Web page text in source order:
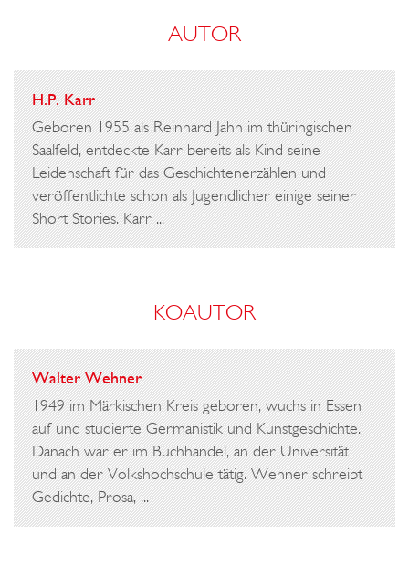
AUTOR
H.P. Karr
Geboren 1955 als Reinhard Jahn im thüringischen
Saalfeld, entdeckte Karr bereits als Kind seine
Leidenschaft für das Geschichtenerzählen und
veröffentlichte schon als Jugendlicher einige seiner
Short Stories. Karr ...
KOAUTOR
Walter Wehner
1949 im Märkischen Kreis geboren, wuchs in Essen
auf und studierte Germanistik und Kunstgeschichte.
Danach war er im Buchhandel, an der Universität
und an der Volkshochschule tätig. Wehner schreibt
Gedichte, Prosa, ...